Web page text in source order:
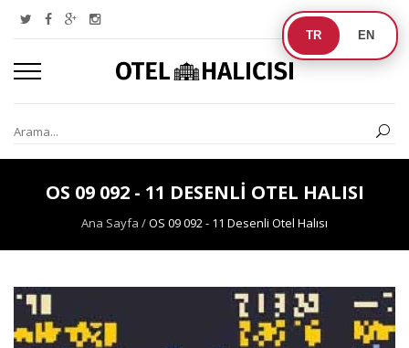
TR EN
OS 09 092 - 11 DESENLI OTEL HALISI
Ana Sayfa /OS 09 092 - 11 Desenli Otel Halısı